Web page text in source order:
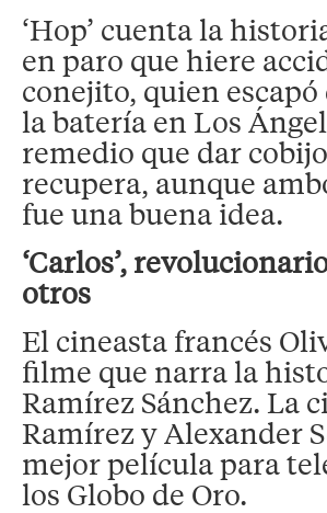
‘Hop’ cuenta la
en paro que hiere
conejito, quien escapó
la batería en Los
remedio que dar
recupera, aunque
fue una buena idea.
‘Carlos’,
otros
El cineasta francés
filme que narra la
Ramírez Sánchez. La
Ramírez y Alexander
mejor película para
los Globo de Oro.